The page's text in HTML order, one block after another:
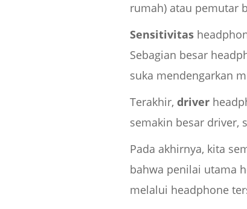
rumah) atau pemutar
Sensitivitas
Sebagian besar
suka mendengarkan
Terakhir,driver
semakin besar driver,
Pada akhirnya, kita
bahwa penilai utama
melalui headphone